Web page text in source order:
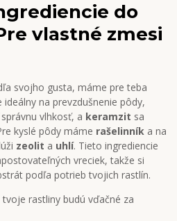
do
vlastné zmesi
svojho gusta, máme pre teba
ideálny na prevzdušnenie pôdy,
vlhkosť, a keramzit sa
kyslé pôdy máme rašelinník a na
zeolit a uhlí. Tieto ingrediencie
vreciek, takže si
podľa potrieb tvojich rastlín.
rastliny budú vďačné za